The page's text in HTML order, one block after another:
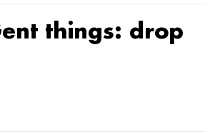
things: drop